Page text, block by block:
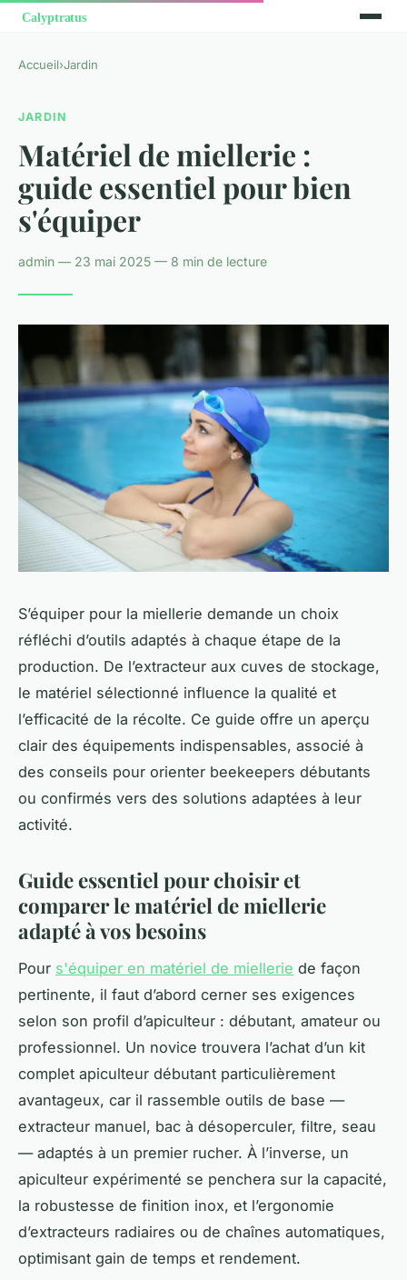
Accueil›Jardin
JARDIN
Matériel de miellerie :
guide essentiel pour bien
s'équiper
admin — 23 mai 2025 — 8 min de lecture
S’équiper pour la miellerie demande un choix
réfléchi d’outils adaptés à chaque étape de la
production. De l’extracteur aux cuves de stockage,
le matériel sélectionné influence la qualité et
l’efficacité de la récolte. Ce guide offre un aperçu
clair des équipements indispensables, associé à
des conseils pour orienter beekeepers débutants
ou confirmés vers des solutions adaptées à leur
activité.
Guide essentiel pour choisir et
comparer le matériel de miellerie
adapté à vos besoins
Pour s'équiper en matériel de miellerie de façon
pertinente, il faut d’abord cerner ses exigences
selon son profil d’apiculteur : débutant, amateur ou
professionnel. Un novice trouvera l’achat d’un kit
complet apiculteur débutant particulièrement
avantageux, car il rassemble outils de base —
extracteur manuel, bac à désoperculer, filtre, seau
— adaptés à un premier rucher. À l’inverse, un
apiculteur expérimenté se penchera sur la capacité,
la robustesse de finition inox, et l’ergonomie
d’extracteurs radiaires ou de chaînes automatiques,
optimisant gain de temps et rendement.